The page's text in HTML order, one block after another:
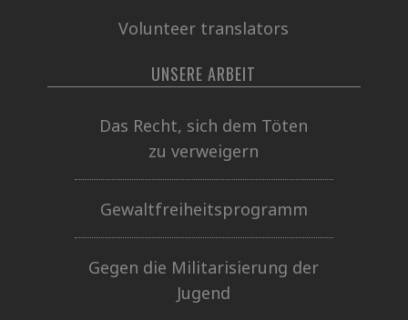
Volunteer translators
UNSERE ARBEIT
Das Recht, sich dem Töten
zu verweigern
Gewaltfreiheitsprogramm
Gegen die Militarisierung der
Jugend